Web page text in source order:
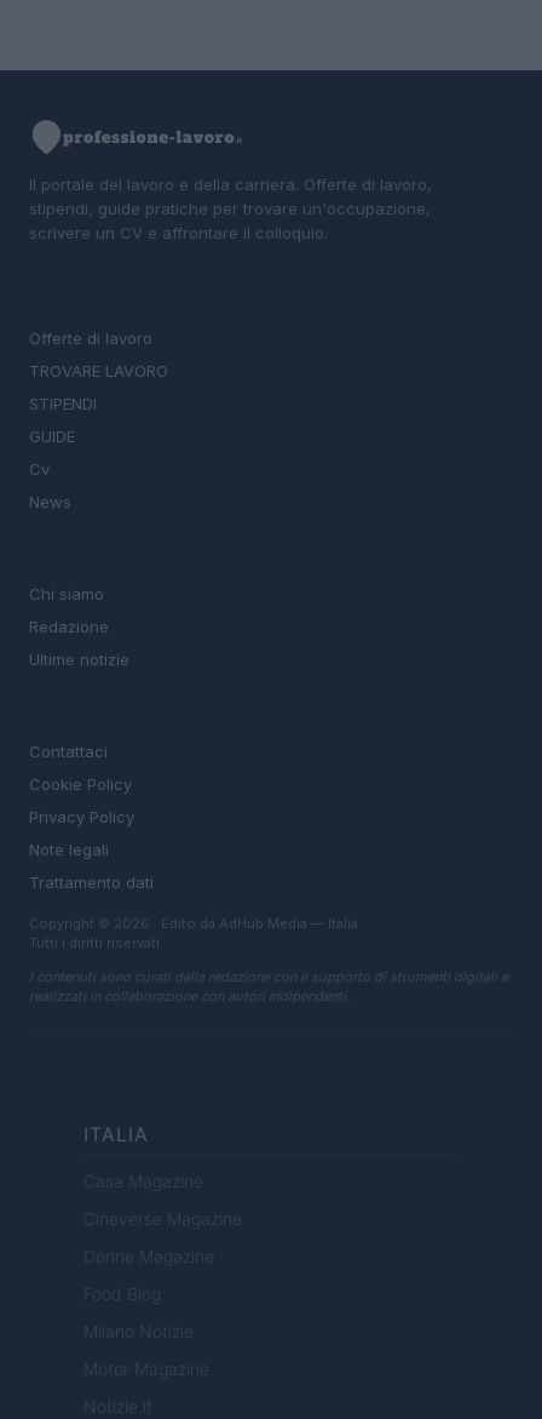
Il portale del lavoro e della carriera. Offerte di lavoro,
stipendi, guide pratiche per trovare un'occupazione,
scrivere un CV e affrontare il colloquio.
Offerte di lavoro
TROVARE LAVORO
STIPENDI
GUIDE
Cv
News
Chi siamo
Redazione
Ultime notizie
Contattaci
Cookie Policy
Privacy Policy
Note legali
Trattamento dati
Copyright © 2026 · Edito da AdHub Media — Italia
Tutti i diritti riservati
I contenuti sono curati dalla redazione con il supporto di strumenti digitali e
realizzati in collaborazione con autori indipendenti.
ITALIA
Casa Magazine
Cineverse Magazine
Donne Magazine
Food Blog
Milano Notizie
Motor Magazine
Notizie.it